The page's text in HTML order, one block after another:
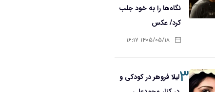
نگاه‌ها را به خود جلب
کرد/ عکس
۱۴۰۵/۰۵/۱۸ ۱۶:۱۷
۳لیلا فروهر در کودکی و